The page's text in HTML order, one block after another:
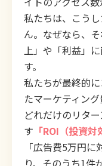
私たちは、こう
ん。なぜなら、
上」や「利益」
す。
私たちが最終的
たマーケティン
どれだけのリタ
す 「ROI（投資対
「広告費5万円
り、そのうち1件